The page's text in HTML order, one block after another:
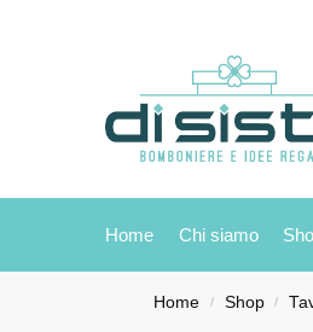
Home Chi siamo
Home / Shop /